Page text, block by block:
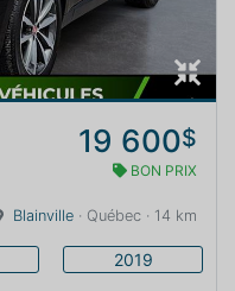
19 600$
BON PRIX
Blainville · Québec · 14 km
2019